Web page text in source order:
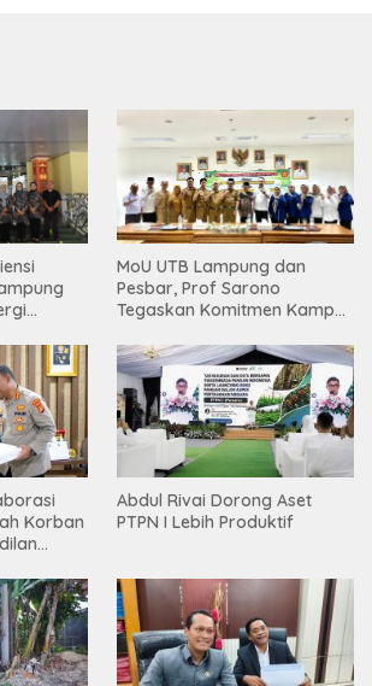
MoU UTB Lampung dan
Pesbar, Prof Sarono
Tegaskan Komitmen Kampus
Masyarakat
Korban
Abdul Rivai Dorong Aset
PTPN I Lebih Produktif